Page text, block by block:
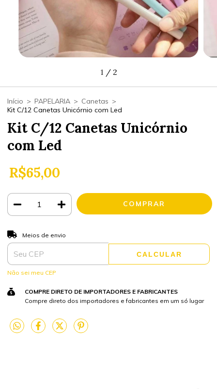
1 / 2
Início > PAPELARIA > Canetas >
Kit C/12 Canetas Unicórnio com Led
Kit C/12 Canetas Unicórnio
com Led
R$65,00
Entregas para o CEP:
Meios de envio
CALCULAR
Não sei meu CEP
COMPRE DIRETO DE IMPORTADORES E FABRICANTES
Compre direto dos importadores e fabricantes em um só lugar